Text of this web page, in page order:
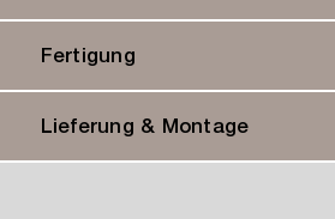
Fertigung
Lieferung & Montage